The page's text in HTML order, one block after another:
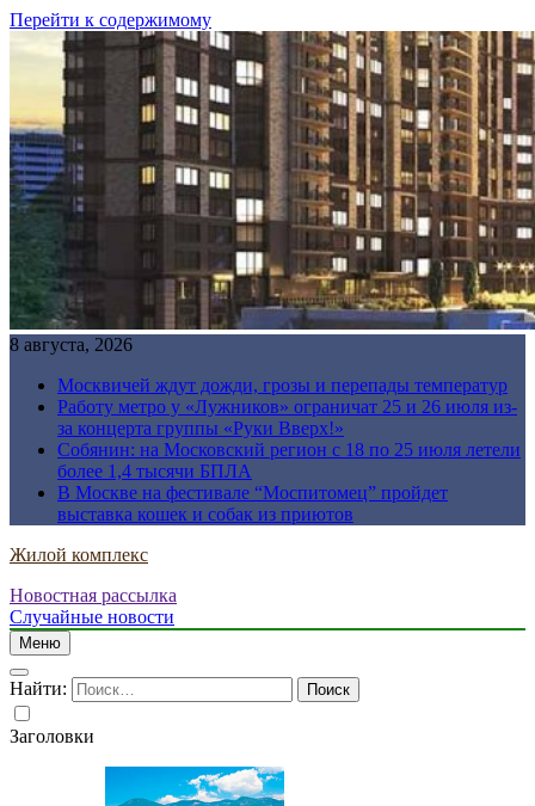
Перейти к содержимому
8 августа, 2026
Москвичей ждут дожди, грозы и перепады температур
Работу метро у «Лужников» ограничат 25 и 26 июля из-
за концерта группы «Руки Вверх!»
Собянин: на Московский регион с 18 по 25 июля летели
более 1,4 тысячи БПЛА
В Москве на фестивале “Моспитомец” пройдет
выставка кошек и собак из приютов
Жилой комплекс
Новостная рассылка
Случайные новости
Меню
Найти:
Заголовки